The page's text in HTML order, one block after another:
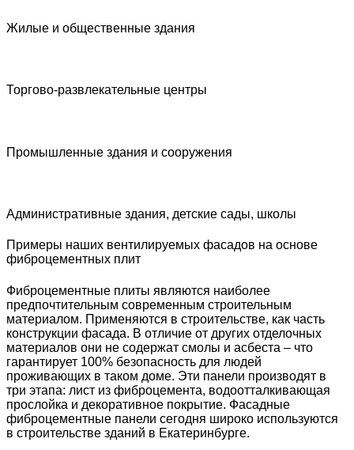
Жилые и общественные здания
Торгово-развлекательные центры
Промышленные здания и сооружения
Административные здания, детские сады, школы
Примеры наших вентилируемых фасадов на основе
фиброцементных плит
Фиброцементные плиты являются наиболее
предпочтительным современным строительным
материалом. Применяются в строительстве, как часть
конструкции фасада. В отличие от других отделочных
материалов они не содержат смолы и асбеста – что
гарантирует 100% безопасность для людей
проживающих в таком доме. Эти панели производят в
три этапа: лист из фиброцемента, водоотталкивающая
прослойка и декоративное покрытие. Фасадные
фиброцементные панели сегодня широко используются
в строительстве зданий в Екатеринбурге.